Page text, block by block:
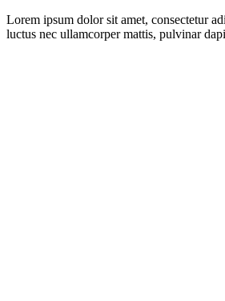
Lorem ipsum dolor sit amet, consectetur
luctus nec ullamcorper mattis, pulvinar